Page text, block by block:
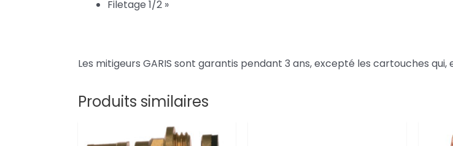
Filetage 1/2 »
Les mitigeurs GARIS sont garantis pendant 3 ans, excepté les cartouches qui,
Produits similaires